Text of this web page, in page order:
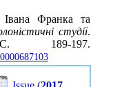
Франка та
студії.
197.